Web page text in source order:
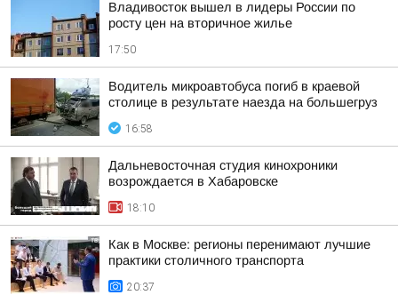
Владивосток вышел в лидеры России по
росту цен на вторичное жилье
17:50
Водитель микроавтобуса погиб в краевой
столице в результате наезда на большегруз
16:58
Дальневосточная студия кинохроники
возрождается в Хабаровске
18:10
Как в Москве: регионы перенимают лучшие
практики столичного транспорта
20:37